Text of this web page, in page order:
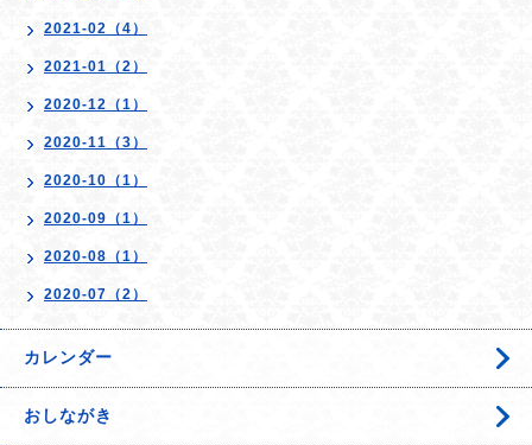
2021-02（4）
2021-01（2）
2020-12（1）
2020-11（3）
2020-10（1）
2020-09（1）
2020-08（1）
2020-07（2）
カレンダー
おしながき